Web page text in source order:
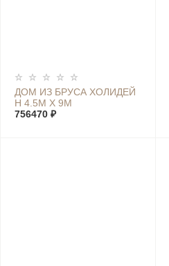
ДОМ ИЗ БРУСА ХОЛИДЕЙ
Н 4.5М Х 9М
756470 ₽